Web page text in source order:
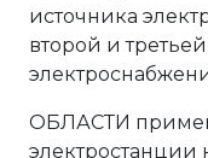
источника
второй и
ОБЛАСТИ
электростанции